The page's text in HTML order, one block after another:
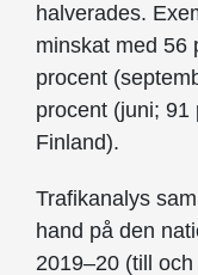
halverades.
minskat med 56
procent
procent (juni; 91
Finland).
Trafikanalys
hand på den
2019–20 (till och